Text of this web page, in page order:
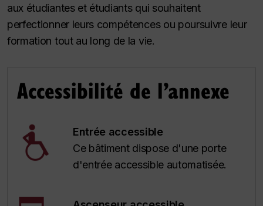
aux étudiantes et étudiants qui souhaitent
perfectionner leurs compétences ou poursuivre leur
formation tout au long de la vie.
Accessibilité de l’annexe
Entrée accessible
Ce bâtiment dispose d'une porte
d'entrée accessible automatisée.